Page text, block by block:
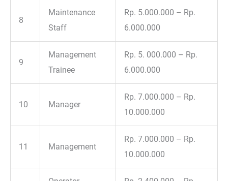
8
Maintenance
Staff
Rp. 5.000.000 – Rp.
6.000.000
9
Management
Trainee
Rp. 5. 000.000 – Rp.
6.000.000
10 Manager
Rp. 7.000.000 – Rp.
10.000.000
11 Management
Rp. 7.000.000 – Rp.
10.000.000